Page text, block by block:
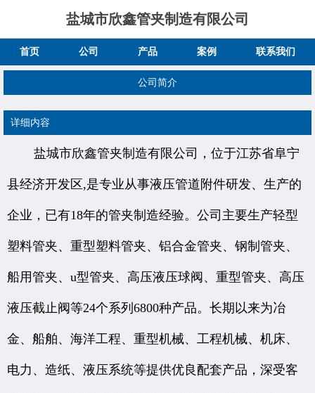
盐城市欣鑫管夹制造有限公司
首页 公司 产品 案例 联系我们
公司简介
详细内容
盐城市欣鑫管夹制造有限公司，位于江苏省阜宁
县经济开发区,是专业从事液压管道附件研发、生产的
企业，已有18年的管夹制造经验。公司主要生产轻型
塑料管夹、重型塑料管夹、铝合金管夹、钢制管夹、
船用管夹、u型管夹、高压液压球阀、重型管夹、高压
液压截止阀等24个系列6800种产品。长期以来为冶
金、船舶、海洋工程、重型机械、工程机械、机床、
电力、造纸、液压系统等提供优良配套产品，深受客